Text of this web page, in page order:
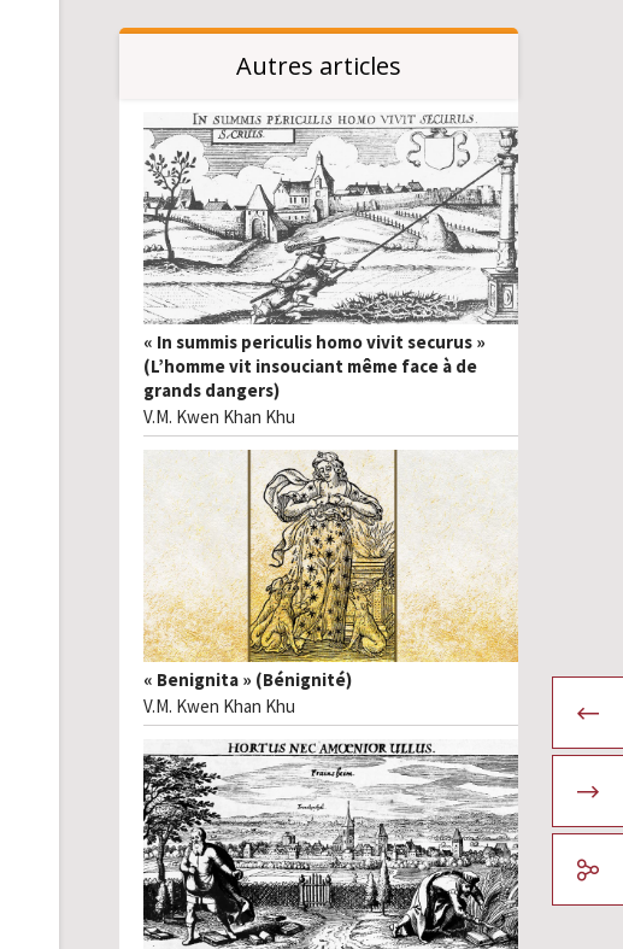
Autres articles
« In summis periculis homo vivit securus »
(L’homme vit insouciant même face à de
grands dangers)
V.M. Kwen Khan Khu
« Benignita » (Bénignité)
V.M. Kwen Khan Khu